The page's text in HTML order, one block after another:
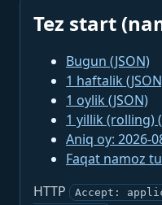
Tez start
Bugun (JSON)
1 haftalik
1 oylik (JSON)
1 yillik (rolling)
Aniq oy: 2026-
Faqat namoz
HTTP
Accept: